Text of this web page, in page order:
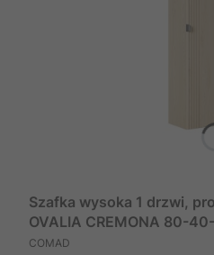
Szafka wysoka 1 drzwi,
OVALIA CREMONA 80-
PRODUCENT
COMAD